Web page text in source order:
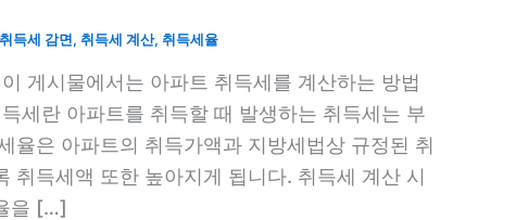
취득세 감면, 취득세 계산, 취득세율
게시물에서는 아파트 취득세를 계산하는 방법
세란 아파트를 취득할 때 발생하는 취득세는 부
율은 아파트의 취득가액과 지방세법상 규정된 취
취득세액 또한 높아지게 됩니다. 취득세 계산 시
을 […]